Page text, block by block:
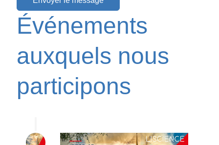
Événements
auxquels nous
participons